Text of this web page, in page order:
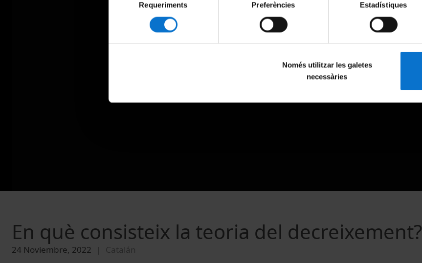
Requeriments Preferències Estadístiques
Només utilitzar les galetes
necessàries
En què consisteix la teoria del decreixement?
24 Noviembre, 2022 Catalán